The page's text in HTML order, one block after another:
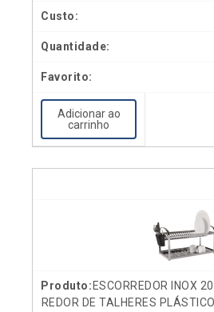
Adicionar ao
carrinho
ESCORREDOR INOX
REDOR DE TALHERES